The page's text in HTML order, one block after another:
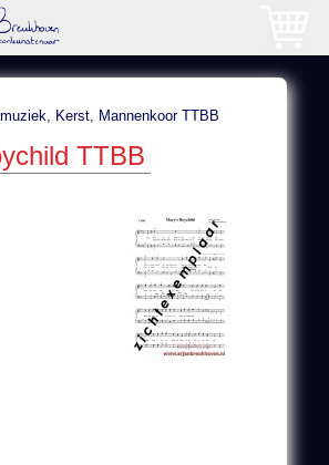
, Kerst, Mannenkoor TTBB
TTBB